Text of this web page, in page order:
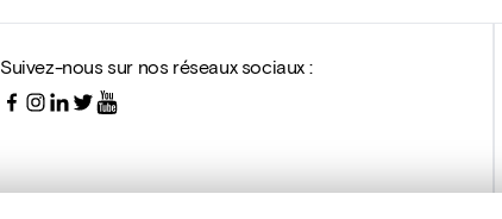
Suivez-nous sur nos réseaux sociaux :